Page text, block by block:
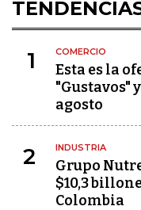
1 COMERCIO
Esta es la
"Gustavos"
agosto
2 INDUSTRIA
Grupo
$10,3
Colombia